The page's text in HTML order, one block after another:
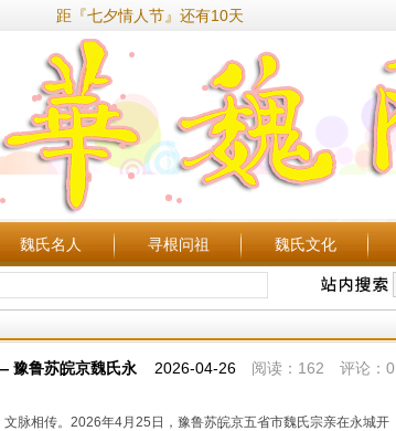
距『七夕情人节』还有10天
魏氏名人 寻根问祖 魏氏文化
2026-04-26阅读：162 评论：0
豫鲁苏皖京魏氏永
文脉相传。2026年4月25日，豫鲁苏皖京五省市魏氏宗亲在永城开